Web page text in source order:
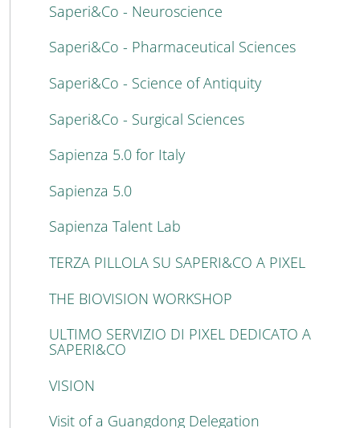
Saperi&Co - Neuroscience
Saperi&Co - Pharmaceutical Sciences
Saperi&Co - Science of Antiquity
Saperi&Co - Surgical Sciences
Sapienza 5.0 for Italy
Sapienza 5.0
Sapienza Talent Lab
TERZA PILLOLA SU SAPERI&CO A PIXEL
THE BIOVISION WORKSHOP
ULTIMO SERVIZIO DI PIXEL DEDICATO A
SAPERI&CO
VISION
Visit of a Guangdong Delegation